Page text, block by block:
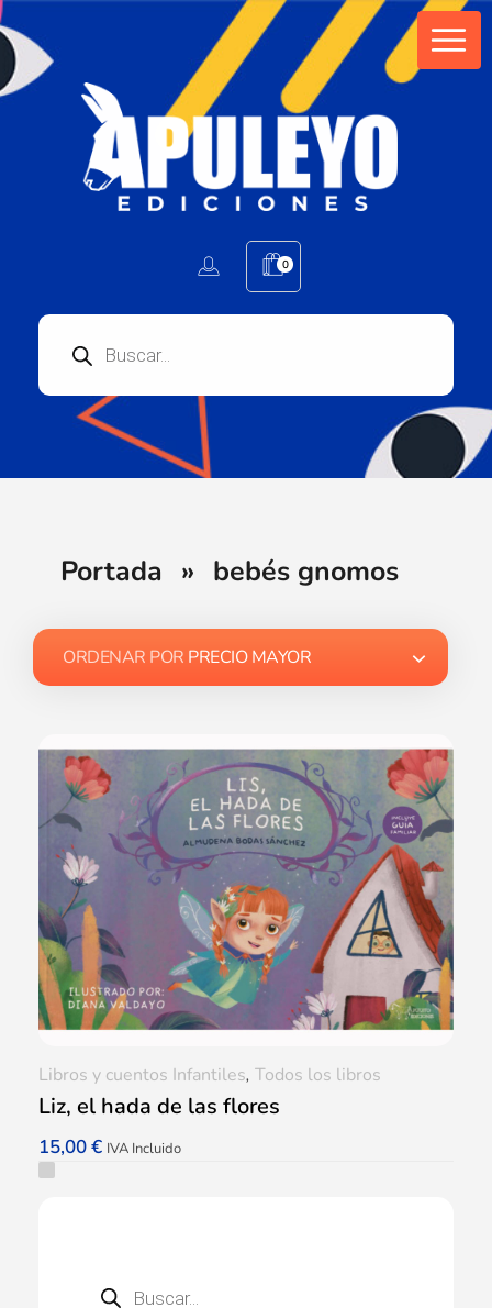
0
Portada » bebés gnomos
ORDENAR POR PRECIO MAYOR
Liz, el hada de las flores
15,00€ IVA Incluido
Libros y cuentos Infantiles, Todos los libros